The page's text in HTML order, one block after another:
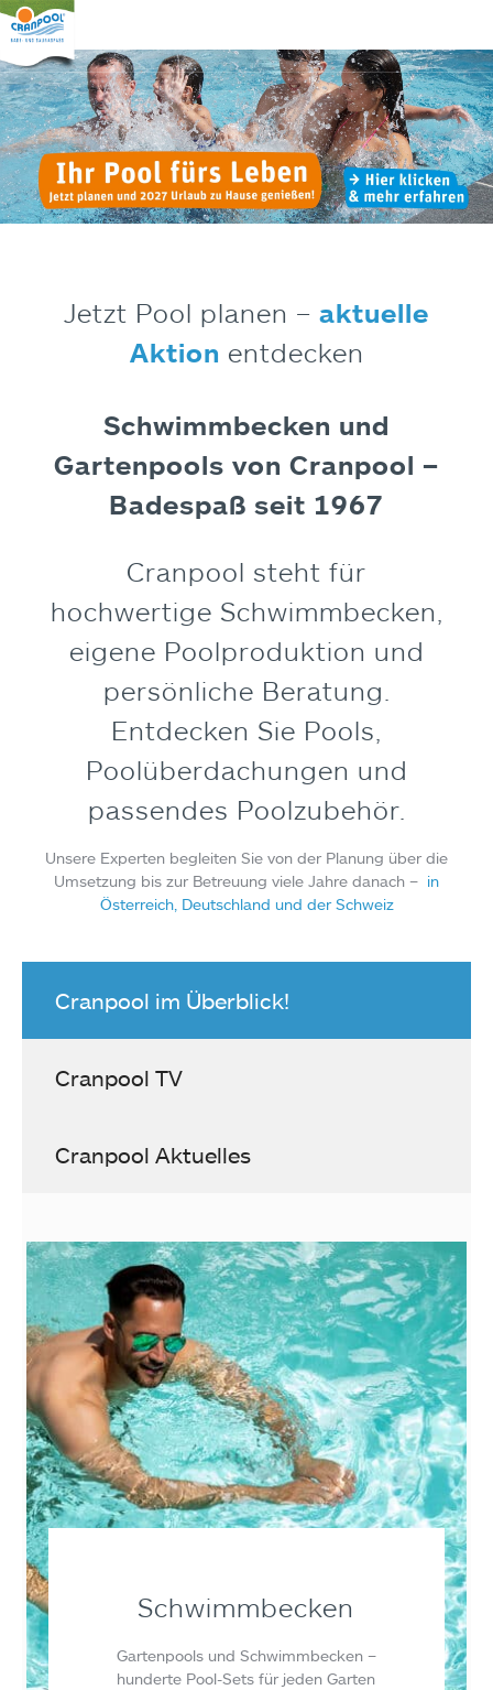
Jetzt Pool planen – aktuelle
Aktion entdecken
Schwimmbecken und
Gartenpools von Cranpool –
Badespaß seit 1967
Cranpool steht für
hochwertige Schwimmbecken,
eigene Poolproduktion und
persönliche Beratung.
Entdecken Sie Pools,
Poolüberdachungen und
passendes Poolzubehör.
Unsere Experten begleiten Sie von der Planung über die
Umsetzung bis zur Betreuung viele Jahre danach – in
Österreich, Deutschland und der Schweiz
Cranpool im Überblick!
Cranpool TV
Cranpool Aktuelles
Schwimmbecken
Gartenpools und Schwimmbecken –
hunderte Pool-Sets für jeden Garten